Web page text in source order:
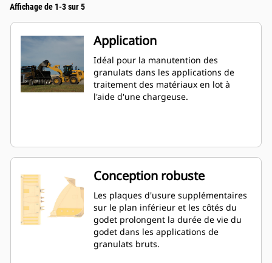
Affichage de 1-3 sur 5
Application
Idéal pour la manutention des
granulats dans les applications de
traitement des matériaux en lot à
l'aide d'une chargeuse.
Conception robuste
Les plaques d'usure supplémentaires
sur le plan inférieur et les côtés du
godet prolongent la durée de vie du
godet dans les applications de
granulats bruts.